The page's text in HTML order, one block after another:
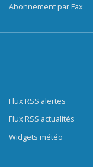
Abonnement par Fax
Flux RSS alertes
Flux RSS actualités
Widgets météo